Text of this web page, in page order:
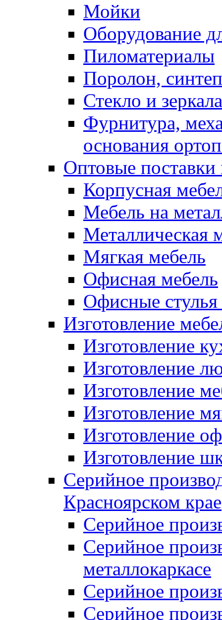
Мойки
Оборудование
Пиломатериалы
Поролон,
Стекло и зеркала
Фурнитура,
основания
Оптовые поставки
Корпусная
Мебель на
Металлическая
Мягкая мебель
Офисная мебель
Офисные стулья
Изготовление
Изготовление
Изготовление
Изготовление
Изготовление
Изготовление
Изготовление
Серийное
Красноярском крае
Серийное
Серийное
металлокаркасе
Серийное
Серийное